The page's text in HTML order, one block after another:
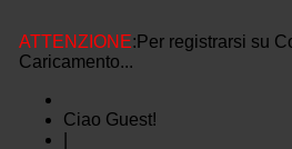
ATTENZIONE:Per registrarsi su
Caricamento...
Ciao Guest!